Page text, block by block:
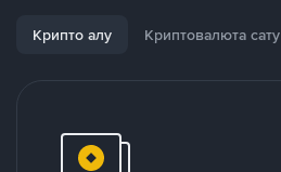
Крипто алу Криптовалюта сату